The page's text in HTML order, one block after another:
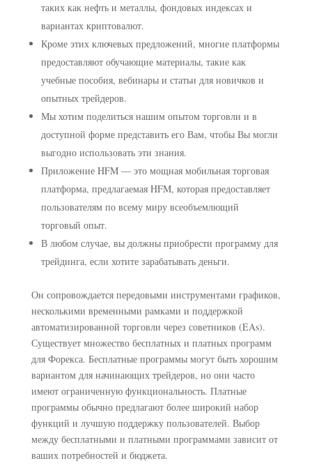
таких как нефть и металлы, фондовых индексах и
вариантах криптовалют.
Кроме этих ключевых предложений, многие платформы
предоставляют обучающие материалы, такие как
учебные пособия, вебинары и статьи для новичков и
опытных трейдеров.
Мы хотим поделиться нашим опытом торговли и в
доступной форме представить его Вам, чтобы Вы могли
выгодно использовать эти знания.
Приложение HFM — это мощная мобильная торговая
платформа, предлагаемая HFM, которая предоставляет
пользователям по всему миру всеобъемлющий
торговый опыт.
В любом случае, вы должны приобрести программу для
трейдинга, если хотите зарабатывать деньги.
Он сопровождается передовыми инструментами графиков,
несколькими временными рамками и поддержкой
автоматизированной торговли через советников (EAs).
Существует множество бесплатных и платных программ
для Форекса. Бесплатные программы могут быть хорошим
вариантом для начинающих трейдеров, но они часто
имеют ограниченную функциональность. Платные
программы обычно предлагают более широкий набор
функций и лучшую поддержку пользователей. Выбор
между бесплатными и платными программами зависит от
ваших потребностей и бюджета.